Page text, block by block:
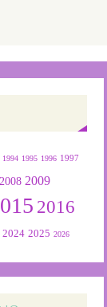
1994 1995 1996 1997
2008 2009
2016
2024 2025 2026